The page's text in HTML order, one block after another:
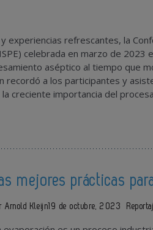
refrescantes, la
celebrada en marzo de
aséptico al tiempo que
recordó a los participantes y
creciente importancia del
mejores prácticas
Arnold Kleijn 19 de octubre, 2023